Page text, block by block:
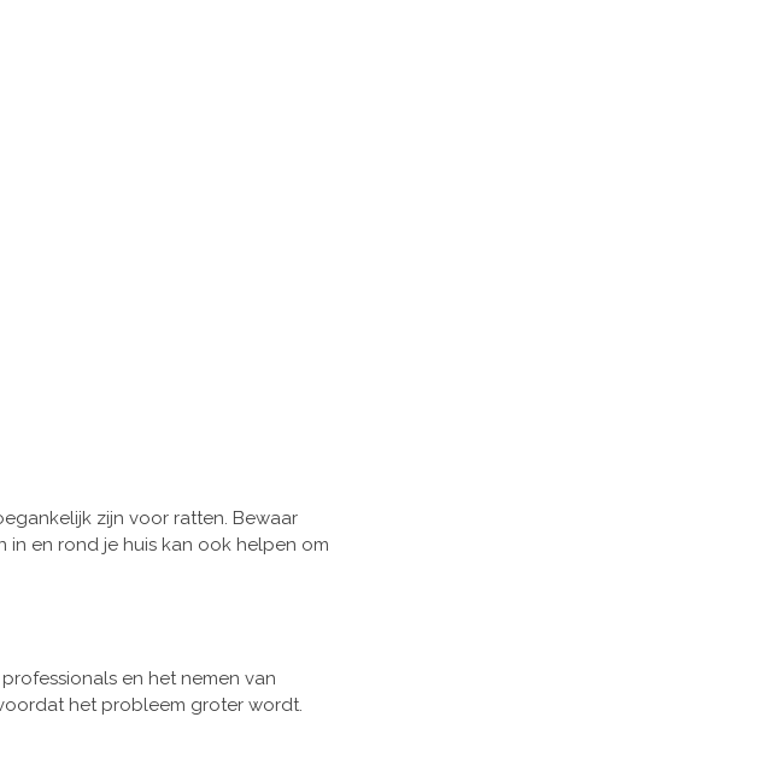
zijn voor ratten. Bewaar
en rond je huis kan ook helpen om
en het nemen van
het probleem groter wordt.